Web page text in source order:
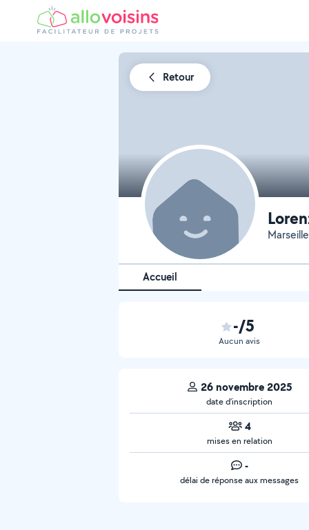
Retour
Accueil
-/5
Aucun avis
26 novembre 2025
date d’inscription
4
mises en relation
-
délai de réponse aux messages